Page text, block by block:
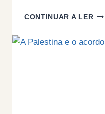
CONTINUAR A LERSNS
DE